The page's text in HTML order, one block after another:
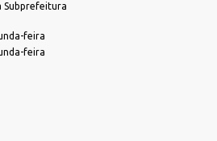
Subprefeitura
feira
feira